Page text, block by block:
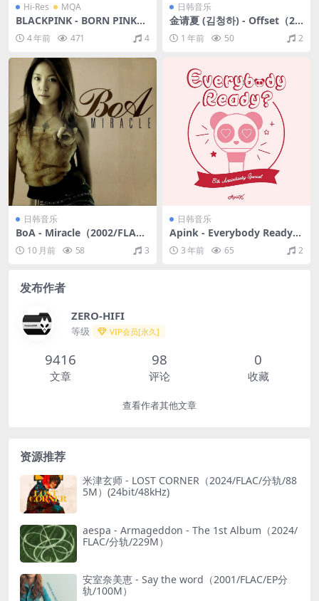
Hi-Res MQA
BLACKPINK - BORN PINK
（2022/FLAC/分轨/309M）
(MQA/24bit/48kHz)
4 年前 471 4
日韩音乐
金请夏 (김청하) - Offset（20
18/FLAC/EP分轨/117M）
1 年前 50 2
日韩音乐
BoA - Miracle（2002/FLAC/
分轨/364M）
10 月前 58 3
日韩音乐
Apink - Everybody Ready?
（2019/FLAC/EP分轨/50.6
M）3 年前 65 2
发布作者
ZERO-HIFI
等级 VIP会员[永久]
9416
文章
98
评论
0
收藏
查看作者其他文章
资源推荐
米津玄师 - LOST CORNER（2024/FLAC/分轨/88
5M）(24bit/48kHz)
aespa - Armageddon - The 1st Album（2024/
FLAC/分轨/229M）
安室奈美恵 - Say the word（2001/FLAC/EP分
轨/100M）